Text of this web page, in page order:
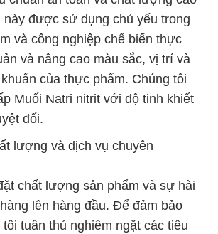
này được sử dụng chủ yếu trong
và công nghiệp chế biến thực
và nâng cao màu sắc, vị trí và
của thực phẩm. Chúng tôi
Muối Natri nitrit với độ tinh khiết
đối.
lượng và dịch vụ chuyên
chất lượng sản phẩm và sự hài
lên hàng đầu. Để đảm bảo
tuân thủ nghiêm ngặt các tiêu